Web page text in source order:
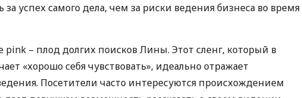
за успех самого дела, чем за риски ведения бизнеса во время
pink – плод долгих поисков Лины. Этот сленг, который в
«хорошо себя чувствовать», идеально отражает
Посетители часто интересуются происхождением